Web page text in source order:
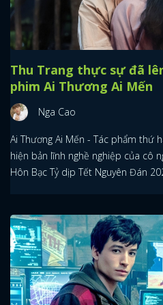
Thu Trang thực sự đã
phim Ai Thương Ai Mến
Nga Cao
Ai Thương Ai Mến - Tác phẩm thứ
hiện bản lĩnh nghề nghiệp của cô
Hôn Bạc Tỷ dịp Tết Nguyên Đán